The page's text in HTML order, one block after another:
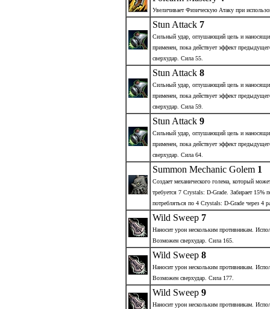
Увеличивает Физическую Атаку при
Stun Attack 7
Сильный удар, оглушающий цель и
применен, пока действует эффект
сверхудар. Сила 55.
Stun Attack 8
Сильный удар, оглушающий цель и
применен, пока действует эффект
сверхудар. Сила 59.
Stun Attack 9
Сильный удар, оглушающий цель и
применен, пока действует эффект
сверхудар. Сила 64.
Summon Mechanic Golem 1
Создает механического голема, который
требуется 7 Crystals: D-Grade. Забирает 15%
потребляться по 4 Crystals: D-Grade через 4
Wild Sweep 7
Наносит урон нескольким противникам.
Возможен сверхудар. Сила 165.
Wild Sweep 8
Наносит урон нескольким противникам.
Возможен сверхудар. Сила 177.
Wild Sweep 9
Наносит урон нескольким противникам.